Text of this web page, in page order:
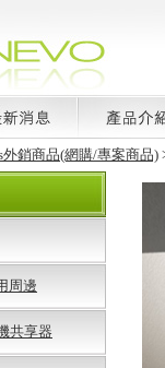
外銷商品(網購/專案商品)
周邊
共享器